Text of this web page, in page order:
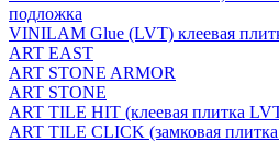
подложка
VINILAM Glue (LVT) клеевая
ART EAST
ART STONE ARMOR
ART STONE
ART TILE HIT (клеевая плитка
ART TILE CLICK (замковая